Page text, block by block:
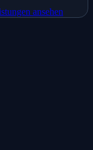
ansehen